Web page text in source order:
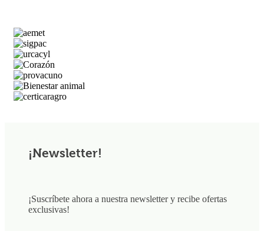
¡Newsletter!
¡Suscríbete ahora a nuestra newsletter y recibe ofertas
exclusivas!